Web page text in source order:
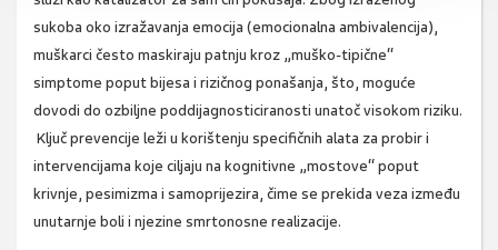
sukoba oko izražavanja emocija (emocionalna ambivalencija),
muškarci često maskiraju patnju kroz „muško-tipične“
simptome poput bijesa i rizičnog ponašanja, što, moguće
dovodi do ozbiljne poddijagnosticiranosti unatoč visokom riziku.
Ključ prevencije leži u korištenju specifičnih alata za probir i
intervencijama koje ciljaju na kognitivne „mostove“ poput
krivnje, pesimizma i samoprijezira, čime se prekida veza između
unutarnje boli i njezine smrtonosne realizacije.